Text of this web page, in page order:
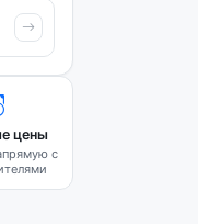
цены
с